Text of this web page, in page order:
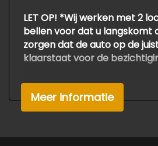
Achterbank in delen
Achterbank met armsteun
Armsteun achter
Armsteun voor
LET OP! *Wij werken met 2
bellen voor dat u langskomt
zorgen dat de auto op de
klaarstaat voor de
Onze auto`s worden zeer
als *meeneemprijs*
Voor APK, Grote Beurt , en
Voor meer info of een
Meer informatie